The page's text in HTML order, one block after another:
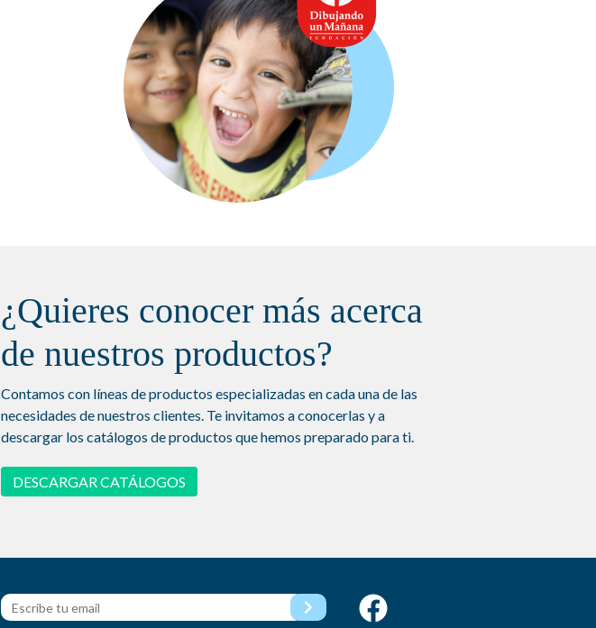
¿Quieres conocer más acerca
de nuestros productos?
Contamos con líneas de productos especializadas en cada una de las
necesidades de nuestros clientes. Te invitamos a conocerlas y a
descargar los catálogos de productos que hemos preparado para ti.
DESCARGAR CATÁLOGOS